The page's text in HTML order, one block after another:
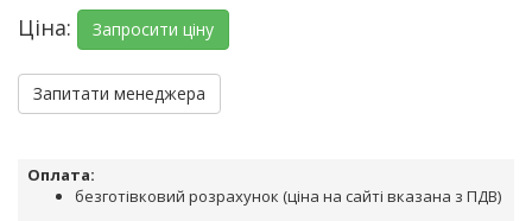
Ціна: Запросити ціну
Запитати менеджера
Оплата:
безготівковий розрахунок (ціна на сайті вказана з ПДВ)